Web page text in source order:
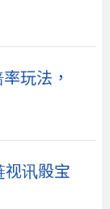
玩法，
视讯骰宝